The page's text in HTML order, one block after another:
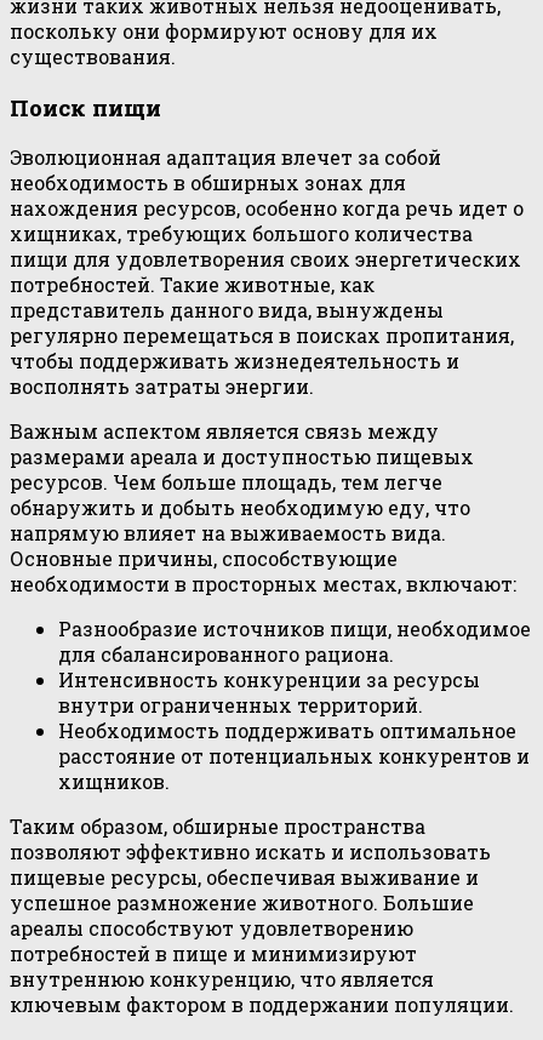
жизни таких животных нельзя недооценивать,
поскольку они формируют основу для их
существования.
Поиск пищи
Эволюционная адаптация влечет за собой
необходимость в обширных зонах для
нахождения ресурсов, особенно когда речь идет о
хищниках, требующих большого количества
пищи для удовлетворения своих энергетических
потребностей. Такие животные, как
представитель данного вида, вынуждены
регулярно перемещаться в поисках пропитания,
чтобы поддерживать жизнедеятельность и
восполнять затраты энергии.
Важным аспектом является связь между
размерами ареала и доступностью пищевых
ресурсов. Чем больше площадь, тем легче
обнаружить и добыть необходимую еду, что
напрямую влияет на выживаемость вида.
Основные причины, способствующие
необходимости в просторных местах, включают:
Разнообразие источников пищи, необходимое
для сбалансированного рациона.
Интенсивность конкуренции за ресурсы
внутри ограниченных территорий.
Необходимость поддерживать оптимальное
расстояние от потенциальных конкурентов и
хищников.
Таким образом, обширные пространства
позволяют эффективно искать и использовать
пищевые ресурсы, обеспечивая выживание и
успешное размножение животного. Большие
ареалы способствуют удовлетворению
потребностей в пище и минимизируют
внутреннюю конкуренцию, что является
ключевым фактором в поддержании популяции.